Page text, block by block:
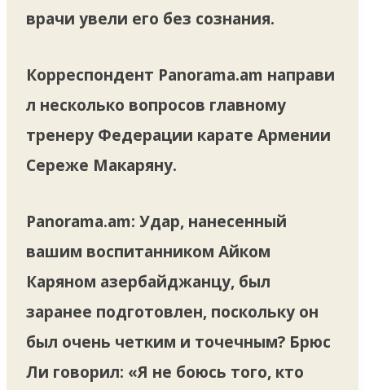
врачи увели его без сознания.
Корреспондент Panorama.am направи
л несколько вопросов главному
тренеру Федерации карате Армении
Сереже Макаряну.
Panorama.am: Удар, нанесенный
вашим воспитанником Айком
Каряном азербайджанцу, был
заранее подготовлен, поскольку он
был очень четким и точечным? Брюс
Ли говорил: «Я не боюсь того, кто